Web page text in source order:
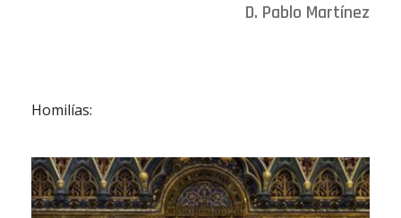
D. Pablo Martínez
Homilías: